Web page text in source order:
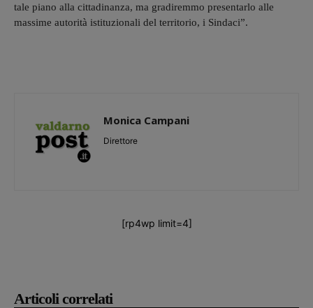
Articoli correlati
tale piano alla cittadinanza, ma gradiremmo presentarlo alle
massime autorità istituzionali del territorio, i Sindaci”.
Monica Campani
Direttore
[rp4wp limit=4]